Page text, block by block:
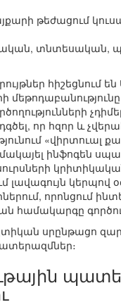
թեժացում
տնտեսական,
հիշեցնում են
որ հզոր և
«վիրտուալ
ինֆոգեն
կերպով
որոնցում
սրընթացո